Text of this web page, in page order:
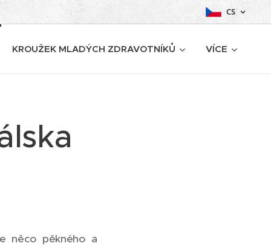
CS
KROUŽEK MLADÝCH ZDRAVOTNÍKŮ VÍCE
něco pěkného a